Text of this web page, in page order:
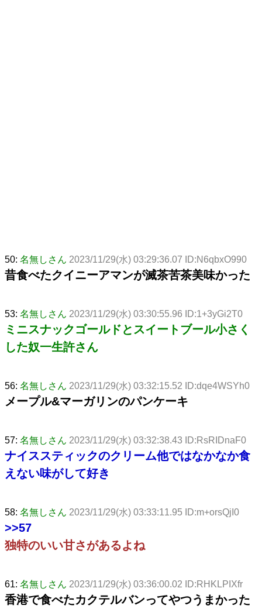
50: 名無しさん 2023/11/29(水) 03:29:36.07 ID:N6qbxO990
昔食べたクイニーアマンが滅茶苦茶美味かった
53: 名無しさん 2023/11/29(水) 03:30:55.96 ID:1+3yGi2T0
ミニスナックゴールドとスイートブール小さく
した奴一生許さん
56: 名無しさん 2023/11/29(水) 03:32:15.52 ID:dqe4WSYh0
メープル&マーガリンのパンケーキ
57: 名無しさん 2023/11/29(水) 03:32:38.43 ID:RsRIDnaF0
ナイススティックのクリーム他ではなかなか食
えない味がして好き
58: 名無しさん 2023/11/29(水) 03:33:11.95 ID:m+orsQjI0
>>57
独特のいい甘さがあるよね
61: 名無しさん 2023/11/29(水) 03:36:00.02 ID:RHKLPIXfr
香港で食べたカクテルバンってやつうまかった